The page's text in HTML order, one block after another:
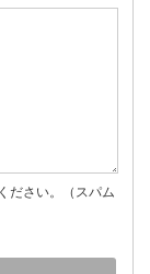
ださい。（スパム